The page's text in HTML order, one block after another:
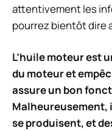
attentivement les
pourrez bientôt dire
L’huile moteur est
du moteur et
assure un bon
Malheureusement,
se produisent, et